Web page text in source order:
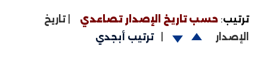
ترتيب: حسب تاريخ الإصدار تصاعدي |
تاريخ
الإصدار
| ترتيب أبجدي